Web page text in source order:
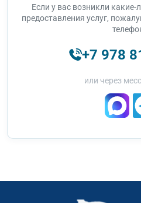
Если у вас возникли
предоставления услуг,
+7 978
или через